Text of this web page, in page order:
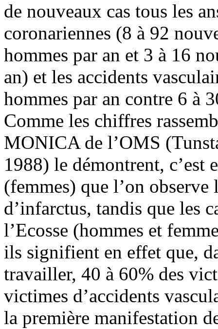
de nouveaux cas tous les
coronariennes (8 à 92
hommes par an et 3 à 16
an) et les accidents
hommes par an contre 6 à
Comme les chiffres
MONICA de l’OMS
1988) le démontrent, c’est
(femmes) que l’on
d’infarctus, tandis que les
l’Ecosse (hommes et
ils signifient en effet que,
travailler, 40 à 60% des
victimes d’accidents
la première manifestation